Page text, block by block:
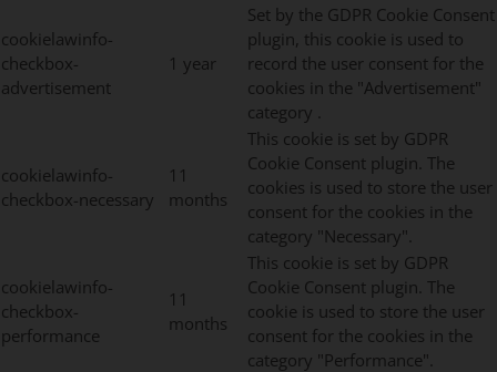
cookielawinfo-
checkbox-
advertisement
1 year
Set by the GDPR Cookie Consent
plugin, this cookie is used to
record the user consent for the
cookies in the "Advertisement"
category .
cookielawinfo-
checkbox-necessary
11
months
This cookie is set by GDPR
Cookie Consent plugin. The
cookies is used to store the user
consent for the cookies in the
category "Necessary".
cookielawinfo-
checkbox-
performance
11
months
This cookie is set by GDPR
Cookie Consent plugin. The
cookie is used to store the user
consent for the cookies in the
category "Performance".